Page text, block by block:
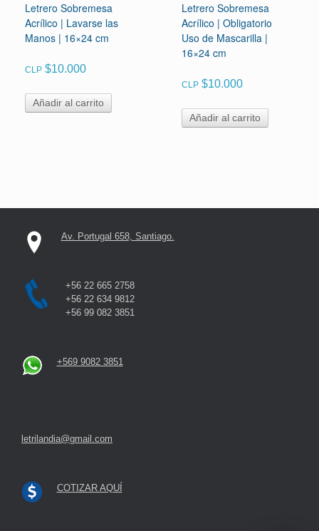
Letrero Sobremesa
Acrílico | Lavarse las
Manos | 16×24 cm
CLP $10.000
Añadir al carrito
Letrero Sobremesa
Acrílico | Obligatorio
Uso de Mascarilla |
16×24 cm
CLP $10.000
Añadir al carrito
Av. Portugal 658, Santiago.
+56 22 665 2758
+56 22 634 9812
+56 99 082 3851
+569 9082 3851
letrilandia@gmail.com
COTIZAR AQUÍ